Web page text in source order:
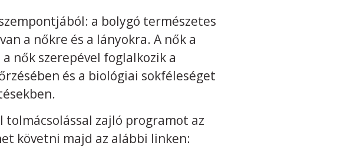
a bolygó természetes
a nőkre és a lányokra. A nők a
nők szerepével foglalkozik a
és a biológiai sokféleséget
tolmácsolással zajló programot az
követni majd az alábbi linken: